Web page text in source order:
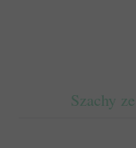
Szachy